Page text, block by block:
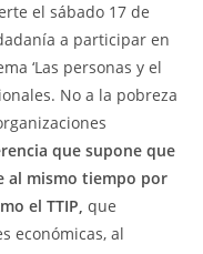
el sábado 17 de
a participar en
‘Las personas y el
No a la pobreza
que supone que
al mismo tiempo por
el TTIP,que
económicas, al